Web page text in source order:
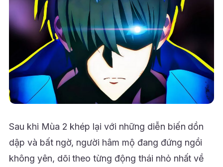
Sau khi Mùa 2 khép lại với những diễn biến dồn
dập và bất ngờ, người hâm mộ đang đứng ngồi
không yên, dõi theo từng động thái nhỏ nhất về